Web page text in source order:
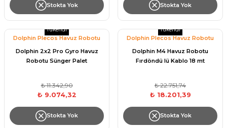
Tuz
Temizleyici
Dalgıç Pompa
Dezenfeksiyon
Havuz Güvenlik
Stokta Yok Stokta Yok
Tükendi
Dolphin Plecos Havuz Robotu
Dolphin 2x2 Pro Gyro Havuz
Robotu Sünger Palet
₺ 11.342,90
₺ 9.074,32
Stokta Yok
Tükendi
Dolphin Plecos Havuz Robotu
Dolphin M4 Havuz Robotu
Fırdöndü lü Kablo 18 mt
₺ 22.751,74
₺ 18.201,39
Stokta Yok